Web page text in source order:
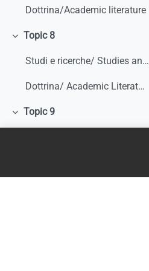
Dottrina/Academic literature
Minimizza
Topic 8
Studi e ricerche/ Studies and research
Dottrina/ Academic Literature
Minimizza
Topic 9